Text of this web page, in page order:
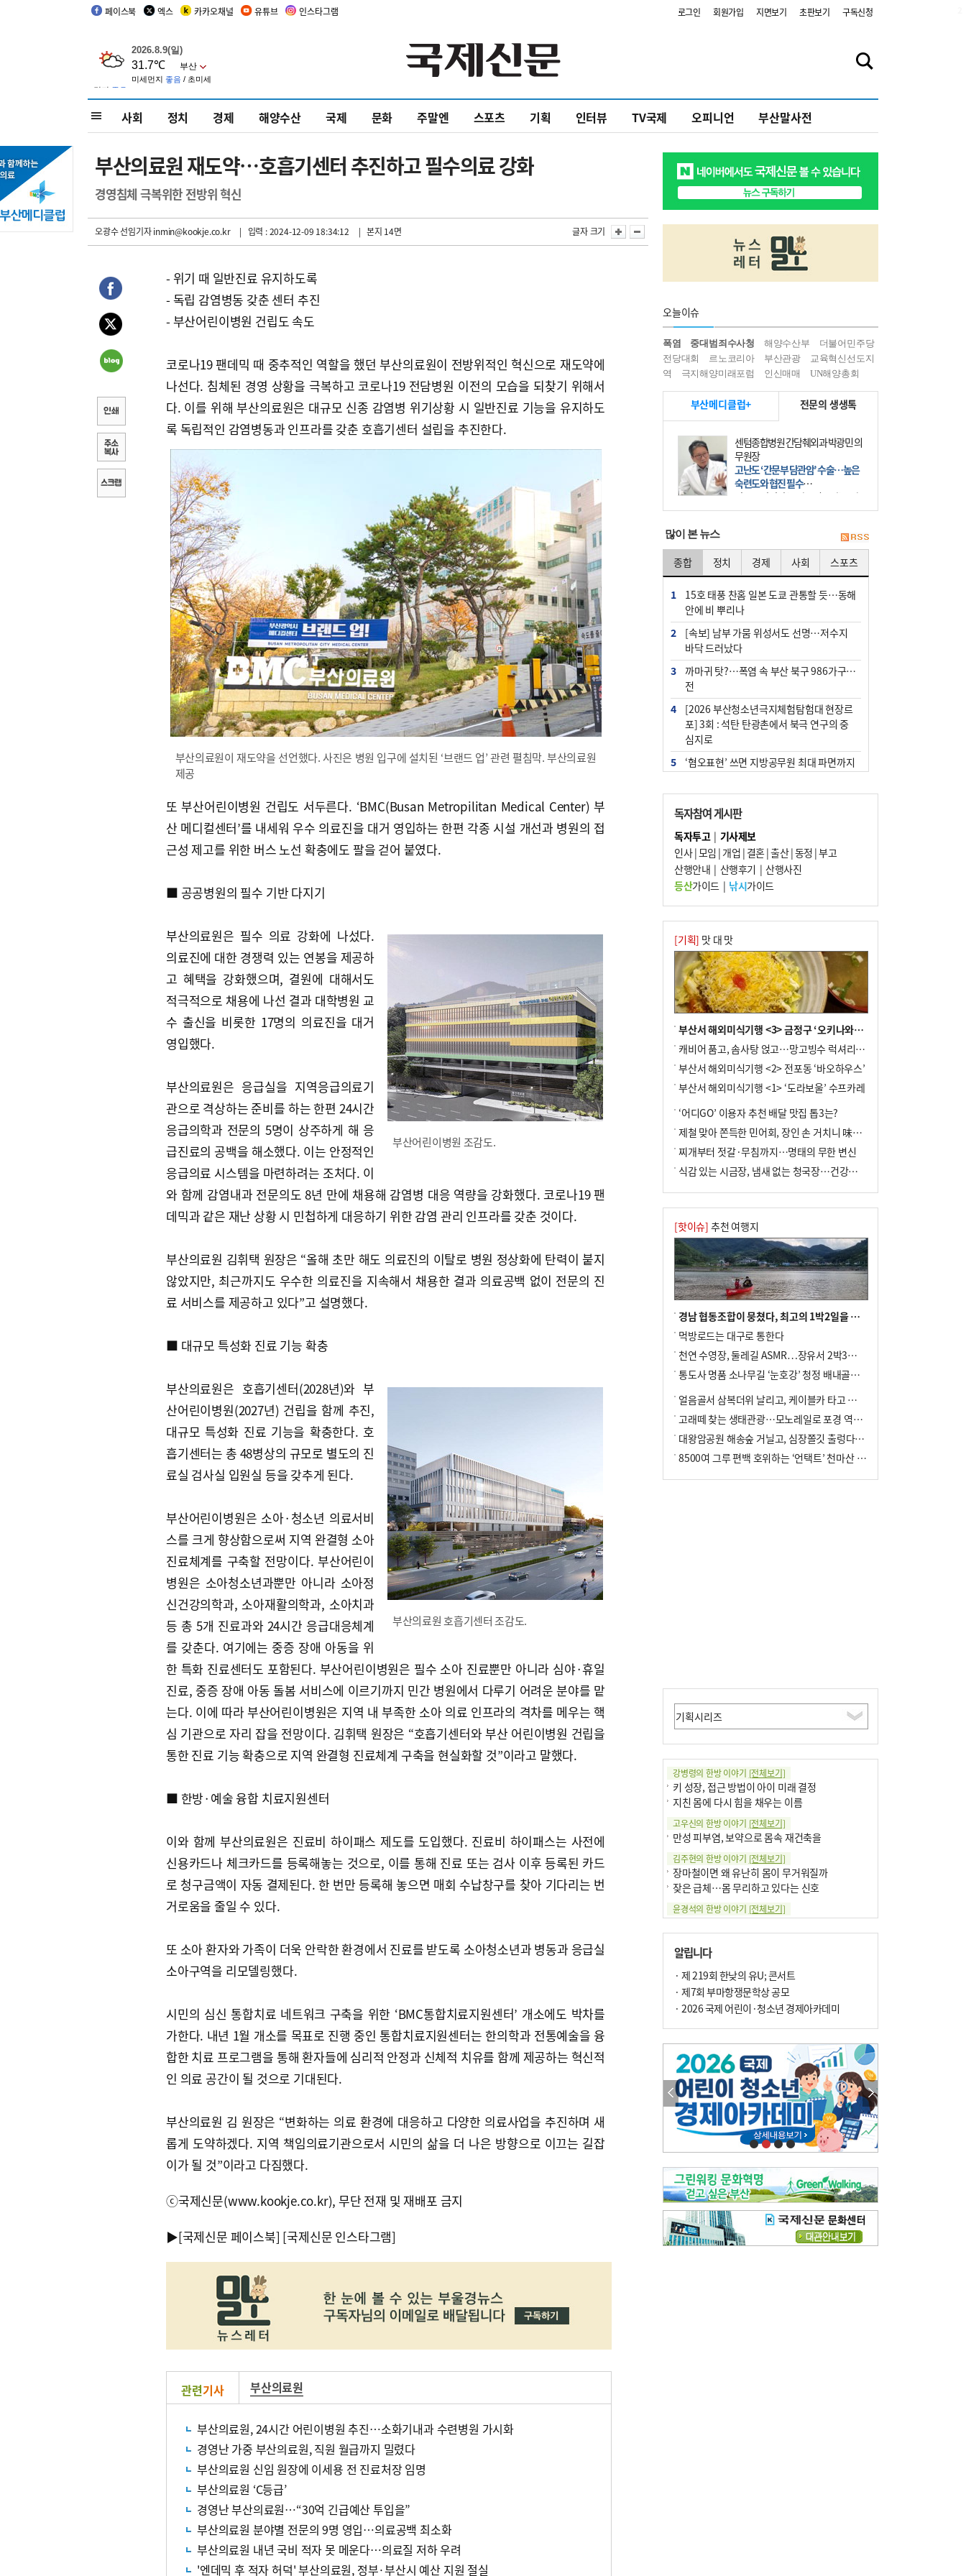
페이스북 엑스 카카오채널 유튜브 인스타그램 로그인 회원가입 지면보기 초판보기 구독신청
사회 정치 경제 해양수산 국제 문화 주말엔 스포츠 기획 인터뷰 TV국제 오피니언 부산말사전
부산의료원 재도약…호흡기센터 추진하고 필수의료 강화
경영침체 극복위한 전방위 혁신
오광수 선임기자inmin@kookje.co.kr | 입력 : 2024-12-09 18:34:12 | 본지 14면 글자 크기
- 위기 때 일반진료 유지하도록
- 독립 감염병동 갖춘 센터 추진
- 부산어린이병원 건립도 속도
코로나19 팬데믹 때 중추적인 역할을 했던 부산의료원이 전방위적인 혁신으로 재도약에
나선다. 침체된 경영 상황을 극복하고 코로나19 전담병원 이전의 모습을 되찾기 위해서
다. 이를 위해 부산의료원은 대규모 신종 감염병 위기상황 시 일반진료 기능을 유지하도
록 독립적인 감염병동과 인프라를 갖춘 호흡기센터 설립을 추진한다.
부산의료원이 재도약을 선언했다. 사진은 병원 입구에 설치된 ‘브랜드 업’ 관련 펼침막. 부산의료원
제공
또 부산어린이병원 건립도 서두른다. ‘BMC(Busan Metropilitan Medical Center) 부
산 메디컬센터’를 내세워 우수 의료진을 대거 영입하는 한편 각종 시설 개선과 병원의 접
근성 제고를 위한 버스 노선 확충에도 팔을 걷어 붙였다.
■ 공공병원의 필수 기반 다지기
부산어린이병원 조감도.
부산의료원은 필수 의료 강화에 나섰다.
의료진에 대한 경쟁력 있는 연봉을 제공하
고 혜택을 강화했으며, 결원에 대해서도
적극적으로 채용에 나선 결과 대학병원 교
수 출신을 비롯한 17명의 의료진을 대거
영입했다.
부산의료원은 응급실을 지역응급의료기
관으로 격상하는 준비를 하는 한편 24시간
응급의학과 전문의 5명이 상주하게 해 응
급진료의 공백을 해소했다. 이는 안정적인
응급의료 시스템을 마련하려는 조처다. 이
와 함께 감염내과 전문의도 8년 만에 채용해 감염병 대응 역량을 강화했다. 코로나19 팬
데믹과 같은 재난 상황 시 민첩하게 대응하기 위한 감염 관리 인프라를 갖춘 것이다.
부산의료원 김휘택 원장은 “올해 초만 해도 의료진의 이탈로 병원 정상화에 탄력이 붙지
않았지만, 최근까지도 우수한 의료진을 지속해서 채용한 결과 의료공백 없이 전문의 진
료 서비스를 제공하고 있다”고 설명했다.
■ 대규모 특성화 진료 기능 확충
부산의료원 호흡기센터 조감도.
부산의료원은 호흡기센터(2028년)와 부
산어린이병원(2027년) 건립을 함께 추진,
대규모 특성화 진료 기능을 확충한다. 호
흡기센터는 총 48병상의 규모로 별도의 진
료실 검사실 입원실 등을 갖추게 된다.
부산어린이병원은 소아·청소년 의료서비
스를 크게 향상함으로써 지역 완결형 소아
진료체계를 구축할 전망이다. 부산어린이
병원은 소아청소년과뿐만 아니라 소아정
신건강의학과, 소아재활의학과, 소아치과
등 총 5개 진료과와 24시간 응급대응체계
를 갖춘다. 여기에는 중증 장애 아동을 위
한 특화 진료센터도 포함된다. 부산어린이병원은 필수 소아 진료뿐만 아니라 심야·휴일
진료, 중증 장애 아동 돌봄 서비스에 이르기까지 민간 병원에서 다루기 어려운 분야를 맡
는다. 이에 따라 부산어린이병원은 지역 내 부족한 소아 의료 인프라의 격차를 메우는 핵
심 기관으로 자리 잡을 전망이다. 김휘택 원장은 “호흡기센터와 부산 어린이병원 건립을
통한 진료 기능 확충으로 지역 완결형 진료체계 구축을 현실화할 것”이라고 말했다.
■ 한방·예술 융합 치료지원센터
이와 함께 부산의료원은 진료비 하이패스 제도를 도입했다. 진료비 하이패스는 사전에
신용카드나 체크카드를 등록해놓는 것으로, 이를 통해 진료 또는 검사 이후 등록된 카드
로 청구금액이 자동 결제된다. 한 번만 등록해 놓으면 매회 수납창구를 찾아 기다리는 번
거로움을 줄일 수 있다.
또 소아 환자와 가족이 더욱 안락한 환경에서 진료를 받도록 소아청소년과 병동과 응급실
소아구역을 리모델링했다.
시민의 심신 통합치료 네트워크 구축을 위한 ‘BMC통합치료지원센터’ 개소에도 박차를
가한다. 내년 1월 개소를 목표로 진행 중인 통합치료지원센터는 한의학과 전통예술을 융
합한 치료 프로그램을 통해 환자들에 심리적 안정과 신체적 치유를 함께 제공하는 혁신적
인 의료 공간이 될 것으로 기대된다.
부산의료원 김 원장은 “변화하는 의료 환경에 대응하고 다양한 의료사업을 추진하며 새
롭게 도약하겠다. 지역 책임의료기관으로서 시민의 삶을 더 나은 방향으로 이끄는 길잡
이가 될 것”이라고 다짐했다.
ⓒ국제신문(www.kookje.co.kr), 무단 전재 및 재배포 금지
▶[국제신문 페이스북] [국제신문 인스타그램]
관련기사 부산의료원
부산의료원, 24시간 어린이병원 추진…소화기내과 수련병원 가시화
경영난 가중 부산의료원, 직원 월급까지 밀렸다
부산의료원 신임 원장에 이세용 전 진료처장 임명
부산의료원 ‘C등급’
경영난 부산의료원…“30억 긴급예산 투입을”
부산의료원 분야별 전문의 9명 영입…의료공백 최소화
부산의료원 내년 국비 적자 못 메운다…의료질 저하 우려
'엔데믹 후 적자 허덕' 부산의료원, 정부·부산시 예산 지원 절실
오늘이슈
폭염 중대범죄수사청 해양수산부
더불어민주당
전당대회
르노코리아 부산관광
교육혁신선도지
역
극지해양미래포럼 인신매매 UN해양총회
부산메디클럽+ 전문의 생생톡
센텀종합병원 간담췌외과 박광민 의
무원장
고난도 ‘간문부 담관암’ 수술…높은
숙련도와 협진 필수
간문부 담관암(클라츠킨 종양)은 좌
우 간에서 나오는, 담관(담즙 배출 경
部)’에 생기는 악성 종양이다. 간동맥
문맥 림프절 담
많이 본 뉴스
종합 정치 경제 사회 스포츠
1
15호 태풍 찬홈 일본 도쿄 관통할 듯…동해
안에 비 뿌리나
2
[속보] 남부 가뭄 위성서도 선명…저수지
바닥 드러났다
3
까마귀 탓?…폭염 속 부산 북구 986가구 정
전
4
[2026 부산청소년극지체험탐험대 현장르
포] 3회 : 석탄 탄광촌에서 북극 연구의 중
심지로
5
‘혐오표현’ 쓰면 지방공무원 최대 파면까지
48개 시군 가뭄
7
이임생, 홍명보 선임 독단적 결정 아냐…면
담 메모 제출
8
부산·울산·경남 폭염 속 소나기·비…무더
위는 지속
10 홈플 사태에 2분기 대형마트 판매 9.4%
↓…백화점은 14.8%↑
독자참여 게시판
독자투고| 기사제보
인사|모임 | 개업 | 결혼|출산|동정 |부고
산행안내 | 산행후기 | 산행사진
등산가이드| 낚시가이드
[기획] 맛 대 맛
부산서 해외미식기행 <3> 금정구 ‘오키나와키친’
캐비어 품고, 솜사탕 얹고…망고빙수 럭셔리한 진화
부산서 해외미식기행 <2> 전포동 ‘바오하우스’
부산서 해외미식기행 <1> ‘도라보울’ 수프카레
‘어디GO’ 이용자 추천 배달 맛집 톱3는?
제철 맞아 쫀득한 민어회, 장인 손 거치니 味친 한상
찌개부터 젓갈·무침까지…명태의 무한 변신
식감 있는 시금장, 냄새 없는 청국장…건강한 발효 밥상
[핫이슈] 추천 여행지
경남 협동조합이 뭉쳤다, 최고의 1박2일을 위해
먹방로드는 대구로 통한다
천연 수영장, 둘레길 ASMR…장유서 2박3일 소확행
통도사 명품 소나무길 ‘눈호강’ 청정 배내골서 더위 싹
얼음골서 삼복더위 날리고, 케이블카 타고 신선놀음
고래떼 찾는 생태관광…모노레일로 포경 역사여행
대왕암공원 해송숲 거닐고, 심장쫄깃 출렁다리 건너봐
8500여 그루 편백 호위하는 ‘언택트’ 천마산 산림욕장
강병령의 한방 이야기 [전체보기]
키 성장, 접근 방법이 아이 미래 결정
지친 몸에 다시 힘을 채우는 이름
고우신의 한방 이야기 [전체보기]
만성 피부염, 보약으로 몸속 재건축을
김주현의 한방 이야기 [전체보기]
장마철이면 왜 유난히 몸이 무거워질까
잦은 급체…몸 무리하고 있다는 신호
윤경석의 한방 이야기 [전체보기]
땀 멈추려 하지 말고 원인부터 찾아야
손 떨림, 늙음 증거일까 질병 신호일까
윤화정의 한방 이야기
냉기 직접 닿으면 ‘구안와사’ 위험
의료 다이제스트[전체보기]
환자경험평가 지역 1위·전국 2위 外
이유림의 한방 이야기[전체보기]
한방치료, 통증 관리의 새 해법
정영자 시민기자의 웰니스 [전체보기]
습한 여름…몸 깨우는 ‘순환 처방전’
자연·쉼에서 찾는 ‘웰니스 처방전’
조성우의 한방 이야기[전체보기]
봄의 설렘보다 먼저 내 몸의 달램
진료실에서[전체보기]
B형 간염은 ‘간암 시한폭탄’…비활동기 환자도 꼭 6개월 주기 검사
최수지의 한방 이야기 [전체보기]
‘생리 안 해서 편하다’는 위험한 착각
알립니다
· 제 219회 한낮의 유U; 콘서트
· 제7회 부마항쟁문학상 공모
· 2026 국제 어린이·청소년 경제아카데미